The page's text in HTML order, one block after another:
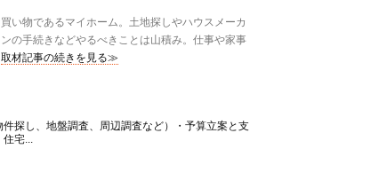
い物であるマイホーム。土地探しやハウスメーカ
の手続きなどやるべきことは山積み。仕事や家事
取材記事の続きを見る≫
件探し、地盤調査、周辺調査など）・予算立案と支
住宅...